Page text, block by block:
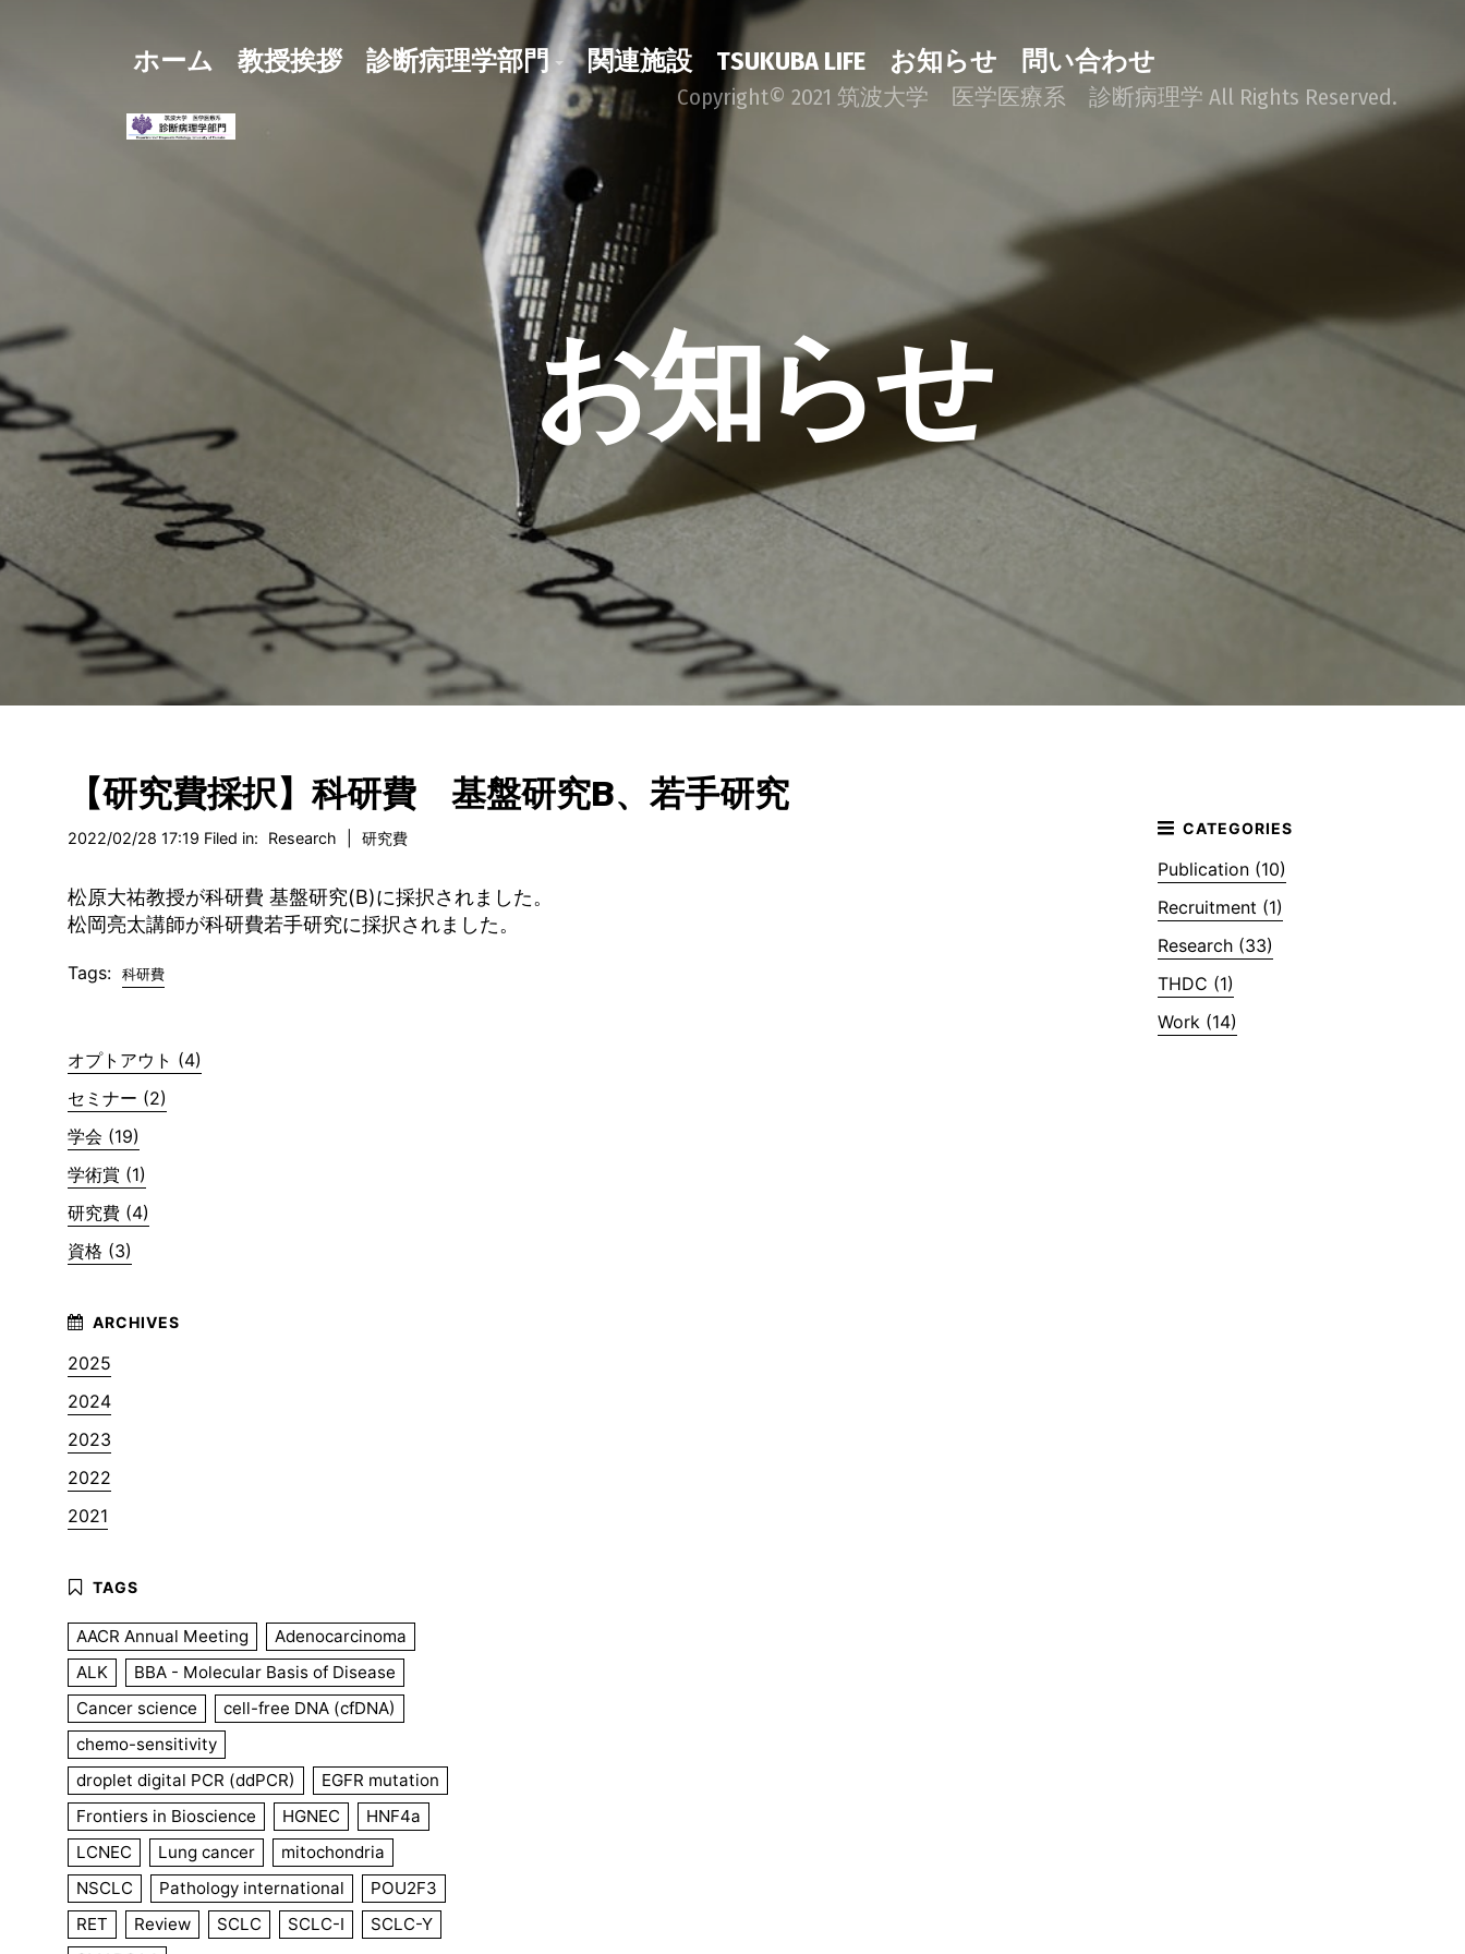
ホーム 教授挨拶 診断病理学部門 関連施設 TSUKUBA LIFE お知らせ 問い合わせ
Copyright© 2021 筑波大学 医学医療系 診断病理学 All Rights Reserved.
お知らせ
【研究費採択】科研費 基盤研究B、若手研究
2022/02/28 17:19 Filed in: Research 研究費
松原大祐教授が科研費 基盤研究(B)に採択されました。
松岡亮太講師が科研費若手研究に採択されました。
Tags: 科研費
Publication (10)
Recruitment (1)
Research (33)
THDC (1)
Work (14)
オプトアウト (4)
セミナー (2)
学会 (19)
学術賞 (1)
研究費 (4)
資格 (3)
2025
2024
2023
2022
2021
AACR Annual Meeting
Adenocarcinoma
ALK
BBA - Molecular Basis of Disease
Cancer science
cell-free DNA (cfDNA)
chemo-sensitivity
droplet digital PCR (ddPCR)
EGFR mutation
Frontiers in Bioscience
HGNEC
HNF4a
LCNEC
Lung cancer
mitochondria
NSCLC
Pathology international
POU2F3
RET
Review SCLC SCLC-I
SCLC-Y